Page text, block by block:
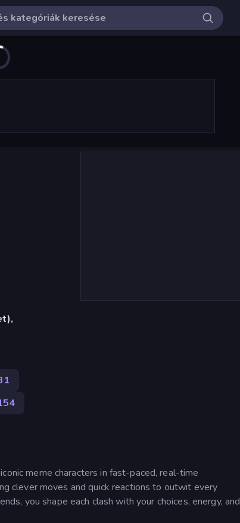
meme characters in fast-paced, real-time
clever moves and quick reactions to outwit every
you shape each clash with your choices, energy, and